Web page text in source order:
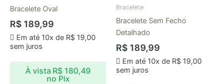
Bracelete Oval
R$ 189,99
Em até 10x de R$19,00
sem juros
À vista R$ 180,49
no Pix
Bracelete
Bracelete Sem Fecho
Detalhado
R$ 189,99
Em até 10x de R$19,00
sem juros